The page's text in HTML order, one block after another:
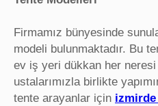
Firmamız bünyesinde
modeli bulunmaktadır. Bu
ev iş yeri dükkan her
ustalarımızla birlikte
tente arayanlar için